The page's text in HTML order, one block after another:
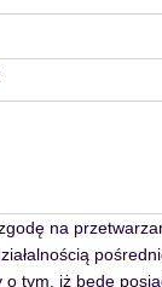
na
o tym, iż będę